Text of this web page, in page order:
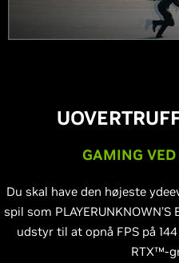
GAMING VED
Du skal have den højeste
spil som PLAYERUNKNOWN'S
udstyr til at opnå FPS på
RTX™-